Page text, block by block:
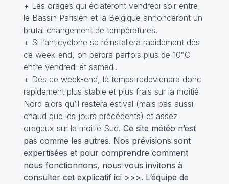
+ Les orages qui éclateront vendredi soir entre
le Bassin Parisien et la Belgique annonceront un
brutal changement de températures.
+ Si l’anticyclone se réinstallera rapidement dés
ce week-end, on perdra parfois plus de 10°C
entre vendredi et samedi.
+ Dés ce week-end, le temps redeviendra donc
rapidement plus stable et plus frais sur la moitié
Nord alors qu’il restera estival (mais pas aussi
chaud que les jours précédents) et assez
orageux sur la moitié Sud. Ce site météo n’est
pas comme les autres. Nos prévisions sont
expertisées et pour comprendre comment
nous fonctionnons, nous vous invitons à
consulter cet explicatif ici >>>. L‘équipe de